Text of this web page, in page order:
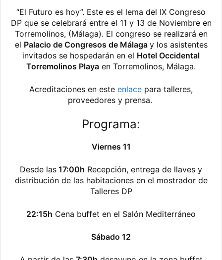
“El Futuro es hoy”. Este es el lema del IX Congreso
DP que se celebrará entre el 11 y 13 de Noviembre en
Torremolinos, (Málaga). El congreso se realizará en
el Palacio de Congresos de Málaga y los asistentes
invitados se hospedarán en el Hotel Occidental
Torremolinos Playa en Torremolinos, Málaga.
Acreditaciones en este enlace para talleres,
proveedores y prensa.
Programa:
Viernes 11
Desde las 17:00h Recepción, entrega de llaves y
distribución de las habitaciones en el mostrador de
Talleres DP
22:15h Cena buffet en el Salón Mediterráneo
Sábado 12